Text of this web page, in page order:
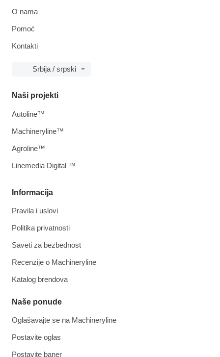
O nama
Pomoć
Kontakti
Srbija / srpski
Informacija
Pravila i uslovi
Politika privatnosti
Saveti za bezbednost
Recenzije o Machineryline
Katalog brendova
Naše ponude
Oglašavajte se na Machineryline
Postavite oglas
Postavite baner
Naši projekti
Autoline™
Machineryline™
Agroline™
Linemedia Digital ™